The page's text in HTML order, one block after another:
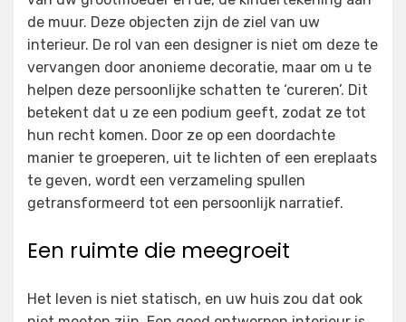
de muur. Deze objecten zijn de ziel van uw
interieur. De rol van een designer is niet om deze te
vervangen door anonieme decoratie, maar om u te
helpen deze persoonlijke schatten te ‘cureren’. Dit
betekent dat u ze een podium geeft, zodat ze tot
hun recht komen. Door ze op een doordachte
manier te groeperen, uit te lichten of een ereplaats
te geven, wordt een verzameling spullen
getransformeerd tot een persoonlijk narratief.
Een ruimte die meegroeit
Het leven is niet statisch, en uw huis zou dat ook